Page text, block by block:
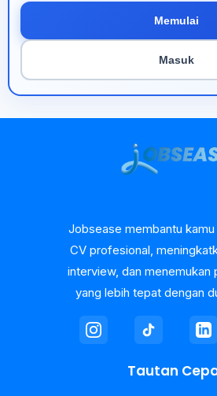
Memulai
Masuk
Jobsease membantu
CV profesional,
interview, dan menemukan
yang lebih tepat dengan
Tautan